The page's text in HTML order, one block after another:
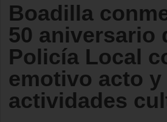
Boadilla
50 aniversario
Policía Local
emotivo acto y
actividades